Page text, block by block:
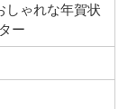
しゃれな年賀状
ー